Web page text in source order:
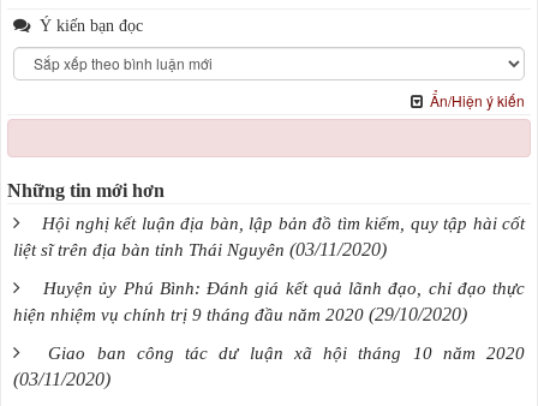
Ý kiến bạn đọc
Ẩn/Hiện ý kiến
Những tin mới hơn
Hội nghị kết luận địa bàn, lập bản đồ tìm kiếm, quy tập hài cốt
liệt sĩ trên địa bàn tỉnh Thái Nguyên (03/11/2020)
Huyện ủy Phú Bình: Đánh giá kết quả lãnh đạo, chỉ đạo thực
hiện nhiệm vụ chính trị 9 tháng đầu năm 2020 (29/10/2020)
Giao ban công tác dư luận xã hội tháng 10 năm 2020
(03/11/2020)